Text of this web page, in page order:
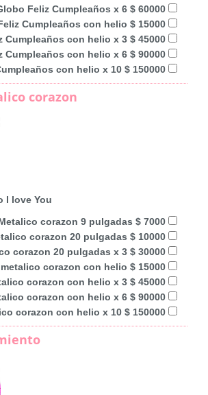
Feliz Cumpleaños x 6 $ 60000
Cumpleaños con helio $ 15000
Cumpleaños con helio x 3 $ 45000
Cumpleaños con helio x 6 $ 90000
con helio x 10 $ 150000
corazon
I love You
corazon 9 pulgadas $ 7000
corazon 20 pulgadas $ 10000
corazon 20 pulgadas x 3 $ 30000
corazon con helio $ 15000
corazon con helio x 3 $ 45000
corazon con helio x 6 $ 90000
corazon con helio x 10 $ 150000